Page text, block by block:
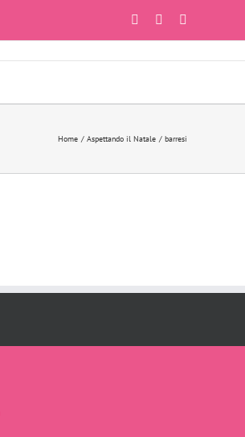
FacebookInstagram
Home Aspettando il Natale barresi